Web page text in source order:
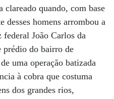
clareado quando, com base
desses homens arrombou a
João Carlos da
prédio do bairro de
uma operação batizada
à cobra que costuma
dos grandes rios,